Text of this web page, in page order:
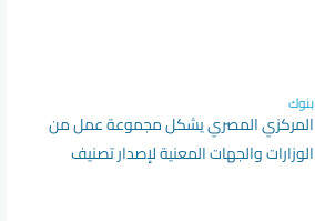
بنوك
المركزي المصري يشكل مجموعة عمل من
الوزارات والجهات المعنية لإصدار تصنيف